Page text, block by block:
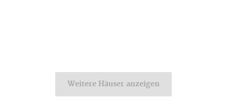
Weitere Häuser anzeigen